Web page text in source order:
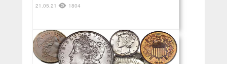
21.05.21 1804